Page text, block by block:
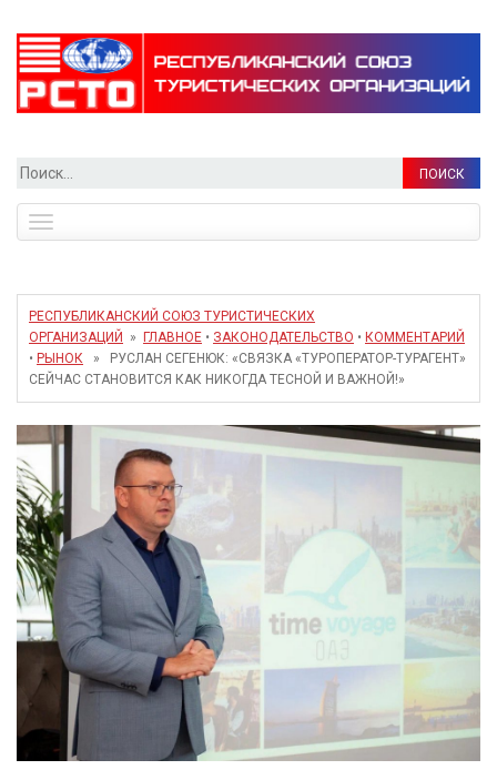
Найти:
navigation
РЕСПУБЛИКАНСКИЙ СОЮЗ ТУРИСТИЧЕСКИХ
ОРГАНИЗАЦИЙ
» ГЛАВНОЕ • ЗАКОНОДАТЕЛЬСТВО • КОММЕНТАРИЙ
• РЫНОК » РУСЛАН СЕГЕНЮК: «СВЯЗКА «ТУРОПЕРАТОР-ТУРАГЕНТ»
СЕЙЧАС СТАНОВИТСЯ КАК НИКОГДА ТЕСНОЙ И ВАЖНОЙ!»